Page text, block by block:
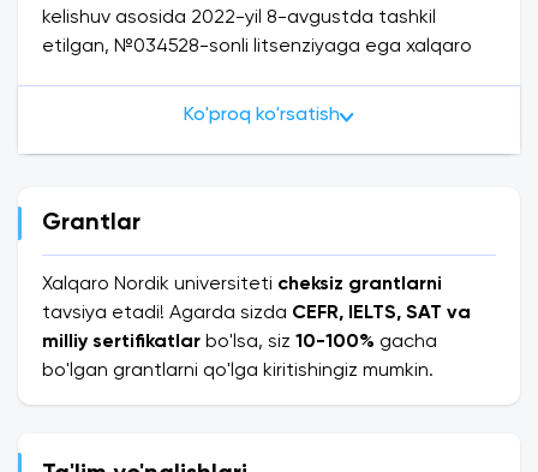
kelishuv asosida 2022-yil 8-avgustda tashkil
etilgan, №034528-sonli litsenziyaga ega xalqaro
O'zbekiston Prezidenti Shavkat Mirziyoyev
olmoqda,1 387 nafarbitiruvchi mehnat bozoriga
chiqib, ularning90 foiziish bilan ta'minlangan.
Xalqaro hamkorlik— Nordikni O'zbekistondagi
Ko'proq ko'rsatish
Grantlar
Xalqaro Nordik universiteti cheksiz grantlarni
tavsiya etadi! Agarda sizda CEFR, IELTS, SAT va
milliy sertifikatlar bo'lsa, siz 10-100% gacha
bo'lgan grantlarni qo'lga kiritishingiz mumkin.